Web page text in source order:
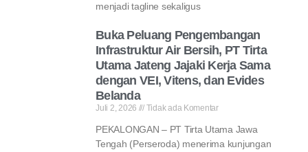
menjadi tagline sekaligus
Buka Peluang Pengembangan
Infrastruktur Air Bersih, PT Tirta
Utama Jateng Jajaki Kerja Sama
dengan VEI, Vitens, dan Evides
Belanda
Juli 2, 2026 Tidak ada Komentar
PEKALONGAN – PT Tirta Utama Jawa
Tengah (Perseroda) menerima kunjungan